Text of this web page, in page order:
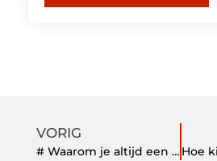
VORIG
# Waarom je altijd een pc speaker moet kopen